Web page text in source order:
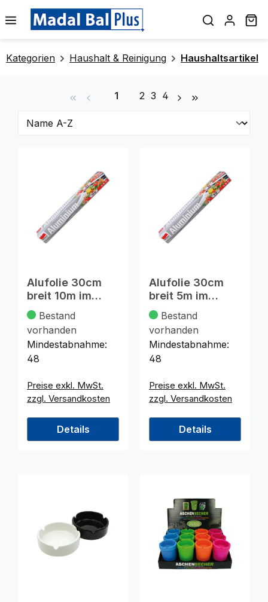
springen
Kategorien Haushalt & Reinigung Haushaltsartikel
Seite
1 Seite
2 Seite
3 Seite
4
Alufolie 30cm
breit 10m im
Karton, 10my
Bestand
vorhanden
Mindestabnahme:
48
Preise exkl. MwSt.
zzgl. Versandkosten
Details
Alufolie 30cm
breit 5m im
Karton, 10my
Bestand
vorhanden
Mindestabnahme:
48
Preise exkl. MwSt.
zzgl. Versandkosten
Details